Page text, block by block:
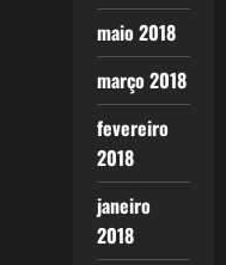
maio 2018
março 2018
fevereiro
2018
janeiro
2018